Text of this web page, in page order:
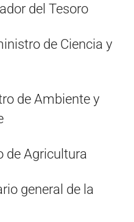
del Tesoro
de Ciencia y
de Ambiente y
de Agricultura
general de la